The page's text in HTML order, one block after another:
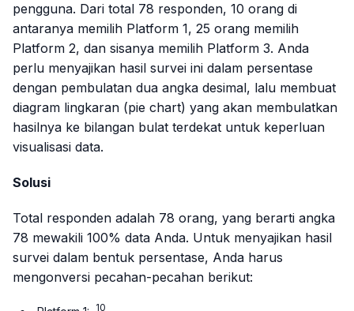
pengguna. Dari total 78 responden, 10 orang di
antaranya memilih Platform 1, 25 orang memilih
Platform 2, dan sisanya memilih Platform 3. Anda
perlu menyajikan hasil survei ini dalam persentase
dengan pembulatan dua angka desimal, lalu membuat
diagram lingkaran (pie chart) yang akan membulatkan
hasilnya ke bilangan bulat terdekat untuk keperluan
visualisasi data.
Solusi
Total responden adalah 78 orang, yang berarti angka
78 mewakili 100% data Anda. Untuk menyajikan hasil
survei dalam bentuk persentase, Anda harus
mengonversi pecahan-pecahan berikut:
10